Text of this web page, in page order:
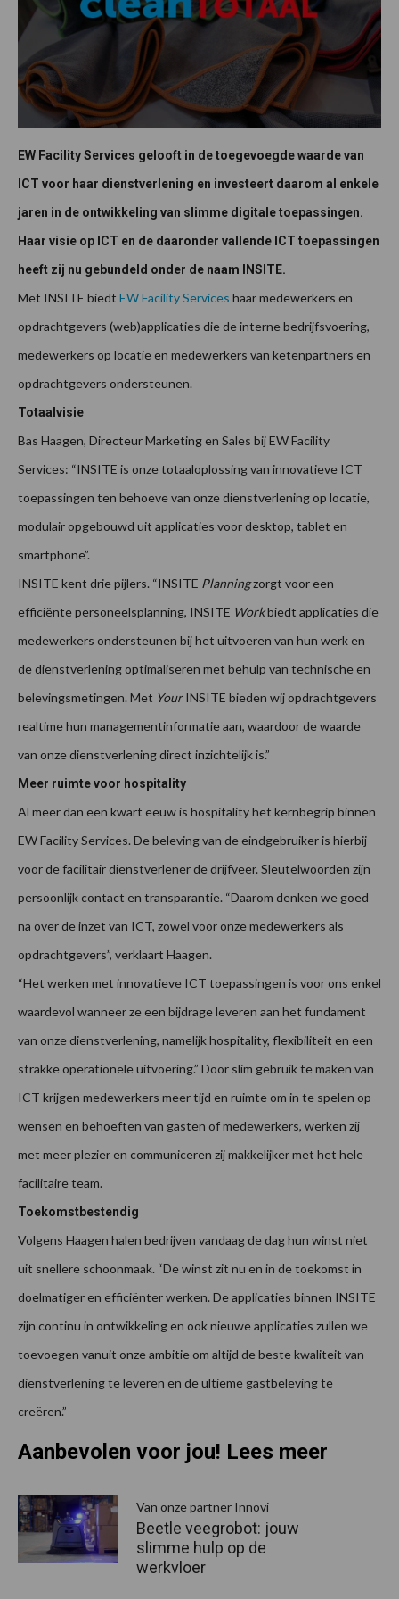
EW Facility Services gelooft in de toegevoegde waarde van
ICT voor haar dienstverlening en investeert daarom al enkele
jaren in de ontwikkeling van slimme digitale toepassingen.
Haar visie op ICT en de daaronder vallende ICT toepassingen
heeft zij nu gebundeld onder de naam INSITE.
Met INSITE biedt EW Facility Services haar medewerkers en
opdrachtgevers (web)applicaties die de interne bedrijfsvoering,
medewerkers op locatie en medewerkers van ketenpartners en
opdrachtgevers ondersteunen.
Totaalvisie
Bas Haagen, Directeur Marketing en Sales bij EW Facility
Services: “INSITE is onze totaaloplossing van innovatieve ICT
toepassingen ten behoeve van onze dienstverlening op locatie,
modulair opgebouwd uit applicaties voor desktop, tablet en
smartphone”.
INSITE kent drie pijlers. “INSITE Planningzorgt voor een
efficiënte personeelsplanning, INSITE Workbiedt applicaties die
medewerkers ondersteunen bij het uitvoeren van hun werk en
de dienstverlening optimaliseren met behulp van technische en
belevingsmetingen. Met YourINSITE bieden wij opdrachtgevers
realtime hun managementinformatie aan, waardoor de waarde
van onze dienstverlening direct inzichtelijk is.”
Meer ruimte voor hospitality
Al meer dan een kwart eeuw is hospitality het kernbegrip binnen
EW Facility Services. De beleving van de eindgebruiker is hierbij
voor de facilitair dienstverlener de drijfveer. Sleutelwoorden zijn
persoonlijk contact en transparantie. “Daarom denken we goed
na over de inzet van ICT, zowel voor onze medewerkers als
opdrachtgevers”, verklaart Haagen.
“Het werken met innovatieve ICT toepassingen is voor ons enkel
waardevol wanneer ze een bijdrage leveren aan het fundament
van onze dienstverlening, namelijk hospitality, flexibiliteit en een
strakke operationele uitvoering.” Door slim gebruik te maken van
ICT krijgen medewerkers meer tijd en ruimte om in te spelen op
wensen en behoeften van gasten of medewerkers, werken zij
met meer plezier en communiceren zij makkelijker met het hele
facilitaire team.
Toekomstbestendig
Volgens Haagen halen bedrijven vandaag de dag hun winst niet
uit snellere schoonmaak. “De winst zit nu en in de toekomst in
doelmatiger en efficiënter werken. De applicaties binnen INSITE
zijn continu in ontwikkeling en ook nieuwe applicaties zullen we
toevoegen vanuit onze ambitie om altijd de beste kwaliteit van
dienstverlening te leveren en de ultieme gastbeleving te
creëren.”
Aanbevolen voor jou! Lees meer
Van onze partner Innovi
Beetle veegrobot: jouw
slimme hulp op de
werkvloer